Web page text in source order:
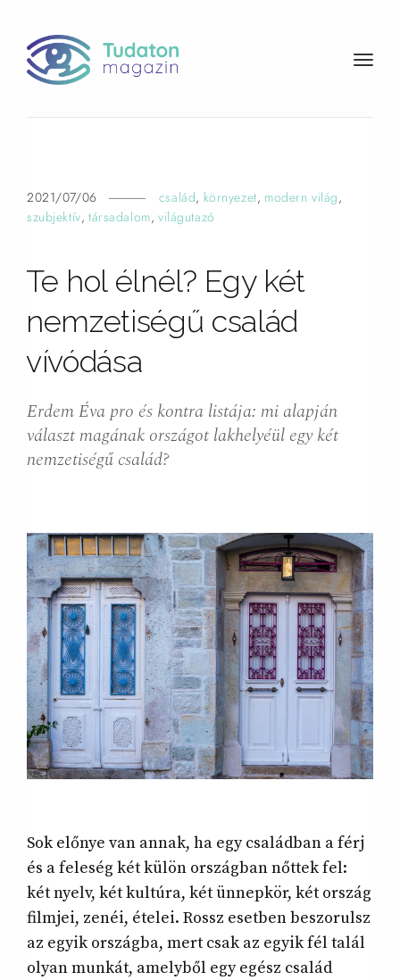
t
2021/07/06 család, környezet, modern világ,
szubjektív, társadalom, világutazó
Te hol élnél? Egy két
nemzetiségű család
vívódása
Erdem Éva pro és kontra listája: mi alapján
választ magának országot lakhelyéül egy két
nemzetiségű család?
Sok előnye van annak, ha egy családban a férj
és a feleség két külön országban nőttek fel:
két nyelv, két kultúra, két ünnepkör, két ország
filmjei, zenéi, ételei. Rossz esetben beszorulsz
az egyik országba, mert csak az egyik fél talál
olyan munkát, amelyből egy egész család